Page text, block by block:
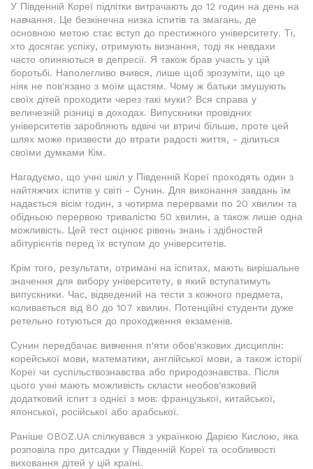
У Південній Кореї підлітки витрачають до 12 годин на день на
навчання. Це безкінечна низка іспитів та змагань, де
основною метою стає вступ до престижного університету. Ті,
хто досягає успіху, отримують визнання, тоді як невдахи
часто опиняються в депресії. Я також брав участь у цій
боротьбі. Наполегливо вчився, лише щоб зрозуміти, що це
ніяк не пов'язано з моїм щастям. Чому ж батьки змушують
своїх дітей проходити через такі муки? Вся справа у
величезній різниці в доходах. Випускники провідних
університетів заробляють вдвічі чи втричі більше, проте цей
шлях може призвести до втрати радості життя, - ділиться
своїми думками Кім.
Нагадуємо, що учні шкіл у Південній Кореї проходять один з
найтяжчих іспитів у світі - Сунин. Для виконання завдань їм
надається вісім годин, з чотирма перервами по 20 хвилин та
обідньою перервою тривалістю 50 хвилин, а також лише одна
можливість. Цей тест оцінює рівень знань і здібностей
абітурієнтів перед їх вступом до університетів.
Крім того, результати, отримані на іспитах, мають вирішальне
значення для вибору університету, в який вступатимуть
випускники. Час, відведений на тести з кожного предмета,
коливається від 80 до 107 хвилин. Потенційні студенти дуже
ретельно готуються до проходження екзаменів.
Сунин передбачає вивчення п'яти обов'язкових дисциплін:
корейської мови, математики, англійської мови, а також історії
Кореї чи суспільствознавства або природознавства. Після
цього учні мають можливість скласти необов'язковий
додатковий іспит з однієї з мов: французької, китайської,
японської, російської або арабської.
Раніше OBOZ.UA спілкувався з українкою Дарією Кислою, яка
розповіла про дитсадки у Південній Кореї та особливості
виховання дітей у цій країні.